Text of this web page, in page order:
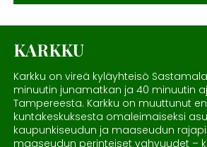
KARKKU
Karkku on vireä kyläyhteisö
minuutin junamatkan ja 40 minuutin
Tampereesta. Karkku on muuttunut
kuntakeskuksesta omaleimaiseksi
kaupunkiseudun ja maaseudun
maaseudun perinteiset vahvuudet –